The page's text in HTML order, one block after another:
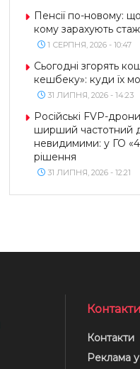
Пенсії по-новому:
кому зарахують
1 СЕРПНЯ, 2026 - 10:47
Сьогодні згорять
кешбеку»: куди їх
31 ЛИПНЯ, 2026 - 14:23
Російські FVP-
ширший частотний
невидимими: у ГО
рішення
31 ЛИПНЯ, 2026 - 12:21
Контакти
Реклама